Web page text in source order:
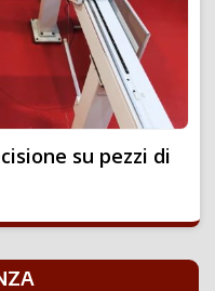
su pezzi di